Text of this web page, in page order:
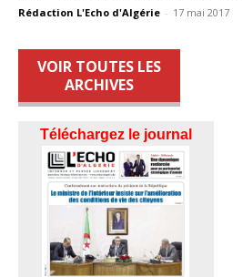
Rédaction L'Echo d'Algérie - 17 mai 2017
VOIR TOUTES LES
ARCHIVES